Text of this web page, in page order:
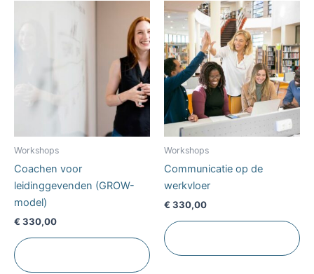
Workshops
Coachen voor
leidinggevenden (GROW-
model)
€ 330,00
Workshops
Communicatie op de
werkvloer
€ 330,00